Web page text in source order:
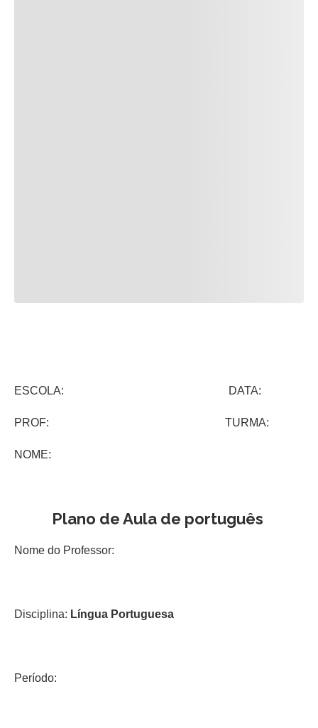
ESCOLA: DATA:
PROF: TURMA:
NOME:
Plano de Aula de português
Nome do Professor:
Disciplina: Língua Portuguesa
Período: